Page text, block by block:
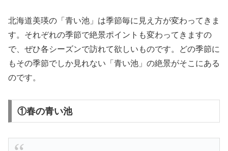
北海道美瑛の「青い池」は季節毎に見え方が変わってきま
す。それぞれの季節で絶景ポイントも変わってきますの
で、ぜひ各シーズンで訪れて欲しいものです。どの季節に
もその季節でしか見れない「青い池」の絶景がそこにある
のです。
①春の青い池